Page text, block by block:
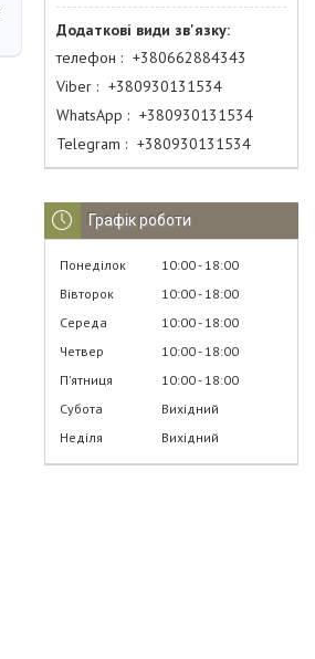
телефон
+380662884343
Viber
+380930131534
WhatsApp
+380930131534
Telegram
+380930131534
Графік роботи
Понеділок 10:00 18:00
Вівторок
10:00 18:00
Середа
10:00 18:00
Четвер
10:00 18:00
Пʼятниця
10:00 18:00
Субота
Вихідний
Неділя
Вихідний